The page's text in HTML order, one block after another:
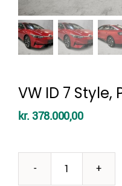
VW ID 7 Style,
kr. 378.000,00
VW